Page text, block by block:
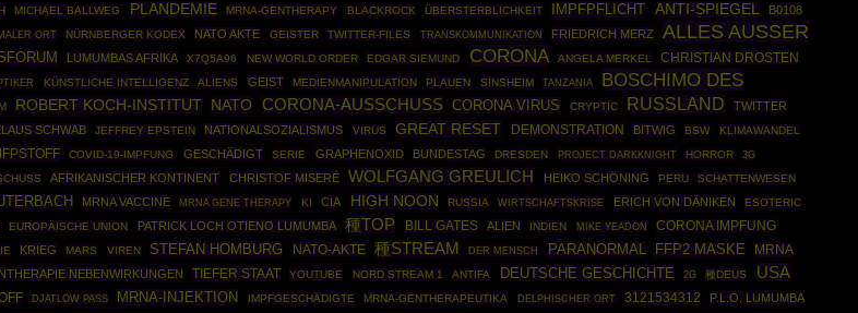
MICHAEL BALLWEG PLANDEMIE MRNA-GENTHERAPY BLACKROCK ÜBERSTERBLICHKEIT IMPFPFLICHT ANTI-SPIEGEL B0108
ORT NÜRNBERGER KODEX NATO AKTE GEISTER TWITTER-FILES TRANSKOMMUNIKATION FRIEDRICH MERZ
ALLES AUSSER
LUMUMBAS AFRIKA X7Q5A96 NEW WORLD ORDER EDGAR SIEMUND CORONA ANGELA MERKEL CHRISTIAN DROSTEN
KÜNSTLICHE INTELLIGENZ ALIENS GEIST MEDIENMANIPULATION PLAUEN SINSHEIM TANZANIA
BOSCHIMO DES
ROBERT KOCH-INSTITUT NATO CORONA-AUSSCHUSS CORONA VIRUS CRYPTIC RUSSLAND TWITTER
SCHWAB JEFFREY EPSTEIN NATIONALSOZIALISMUS VIRUS GREAT RESET DEMONSTRATION BITWIG BSW KLIMAWANDEL
COVID-19-IMPFUNG GESCHÄDIGT SERIE GRAPHENOXID BUNDESTAG DRESDEN PROJECT DARKKNIGHT HORROR 3G
AFRIKANISCHER KONTINENT CHRISTOF MISERÉ WOLFGANG GREULICH HEIKO SCHÖNING PERU SCHATTENWESEN
MRNA VACCINE MRNA GENE THERAPY KI CIA HIGH NOON RUSSIA WIRTSCHAFTSKRISE ERICH VON DÄNIKEN
ESOTERIC
EUROPÄISCHE UNION PATRICK LOCH OTIENO LUMUMBA 種TOP BILL GATES ALIEN INDIEN MIKE YEADON CORONA IMPFUNG
KRIEG MARS VIREN STEFAN HOMBURG NATO-AKTE 種STREAM DER MENSCH PARANORMAL FFP2 MASKE
MRNA
NEBENWIRKUNGEN TIEFER STAAT YOUTUBE NORD STREAM 1 ANTIFA DEUTSCHE GESCHICHTE 2G 種DEUS USA
DJATLOW PASS MRNA-INJEKTION IMPFGESCHÄDIGTE MRNA-GENTHERAPEUTIKA DELPHISCHER ORT 3121534312 P.L.O. LUMUMBA